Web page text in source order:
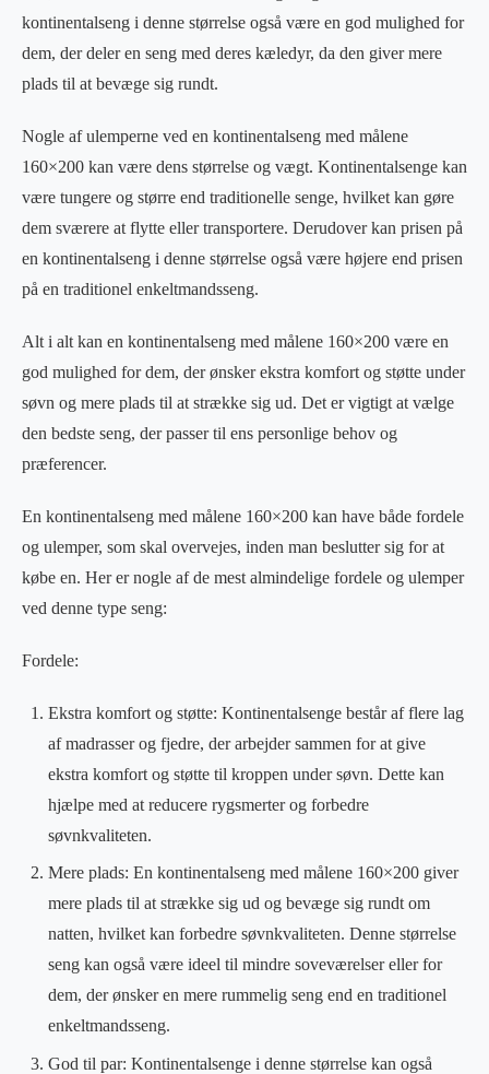
kontinentalseng i denne størrelse også være en god mulighed for
dem, der deler en seng med deres kæledyr, da den giver mere
plads til at bevæge sig rundt.
Nogle af ulemperne ved en kontinentalseng med målene
160×200 kan være dens størrelse og vægt. Kontinentalsenge kan
være tungere og større end traditionelle senge, hvilket kan gøre
dem sværere at flytte eller transportere. Derudover kan prisen på
en kontinentalseng i denne størrelse også være højere end prisen
på en traditionel enkeltmandsseng.
Alt i alt kan en kontinentalseng med målene 160×200 være en
god mulighed for dem, der ønsker ekstra komfort og støtte under
søvn og mere plads til at strække sig ud. Det er vigtigt at vælge
den bedste seng, der passer til ens personlige behov og
præferencer.
En kontinentalseng med målene 160×200 kan have både fordele
og ulemper, som skal overvejes, inden man beslutter sig for at
købe en. Her er nogle af de mest almindelige fordele og ulemper
ved denne type seng:
Fordele:
Ekstra komfort og støtte: Kontinentalsenge består af flere lag
af madrasser og fjedre, der arbejder sammen for at give
ekstra komfort og støtte til kroppen under søvn. Dette kan
hjælpe med at reducere rygsmerter og forbedre
søvnkvaliteten.
Mere plads: En kontinentalseng med målene 160×200 giver
mere plads til at strække sig ud og bevæge sig rundt om
natten, hvilket kan forbedre søvnkvaliteten. Denne størrelse
seng kan også være ideel til mindre soveværelser eller for
dem, der ønsker en mere rummelig seng end en traditionel
enkeltmandsseng.
God til par: Kontinentalsenge i denne størrelse kan også